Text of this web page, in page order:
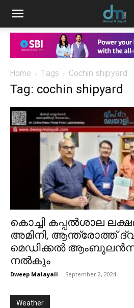
Home Tags Cochin shipyard
Tag: cochin shipyard
കൊച്ചി കപ്പൽശാല
അമിനി, ആന്ത്രോത്ത്
മെഡിക്കൽ
നൽകും
Dweep Malayali - September 2, 2024
Weather